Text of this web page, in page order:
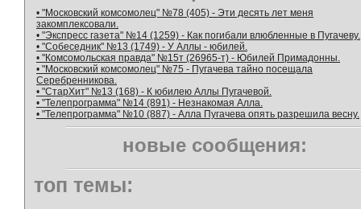
• "Московский комсомолец" №78 (405) - Эти десять лет меня
закомплексовали.
• "Экспресс газета" №14 (1259) - Как погибали влюбленные в Пугачеву.
• "Собеседник" №13 (1749) - У Аллы - юбилей.
• "Комсомольская правда" №15т (26965-т) - Юбилей Примадонны.
• "Московский комсомолец" №75 - Пугачева тайно посещала
Серебренникова.
• "СтарХит" №13 (168) - К юбилею Аллы Пугачевой.
• "Телепрограмма" №14 (891) - Незнакомая Алла.
• "Телепрограмма" №10 (887) - Алла Пугачева опять разрешила весну.
новые сообщения:
топ темы: